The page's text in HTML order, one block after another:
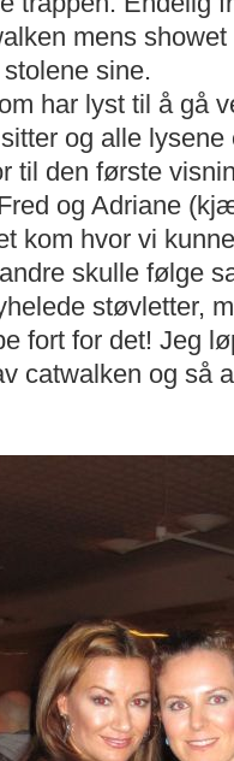
mens
sine.
har lyst til å gå
og alle lysene
til den første
og Adriane
kom hvor vi
skulle følge
støvletter,
fort for det! Jeg
catwalken og så